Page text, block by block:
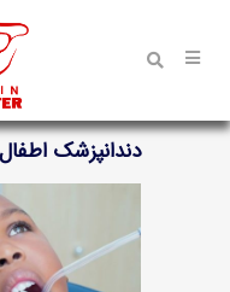
دندانپزشک اطفال TAG